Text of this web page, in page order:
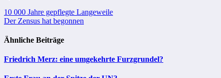
Beitragsnavigation
10 000 Jahre gepflegte Langeweile
Der Zensus hat begonnen
Ähnliche Beiträge
Friedrich Merz: eine umgekehrte Furzgrundel?